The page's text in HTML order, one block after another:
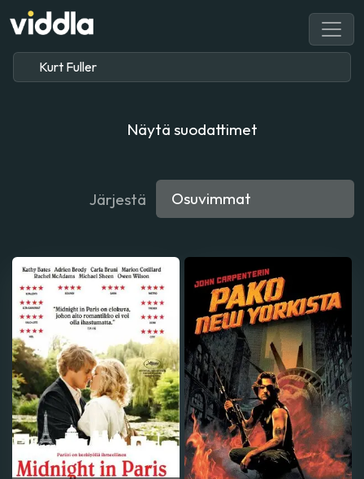
Näytä suodattimet
Järjestä